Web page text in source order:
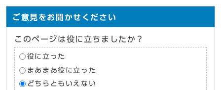
ご意見をお聞かせください
このページは役に立ちましたか？
役に立った
まあまあ役に立った
どちらともいえない